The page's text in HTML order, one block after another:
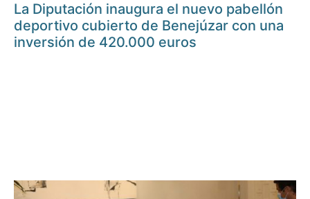
La Diputación inaugura el nuevo pabellón
deportivo cubierto de Benejúzar con una
inversión de 420.000 euros